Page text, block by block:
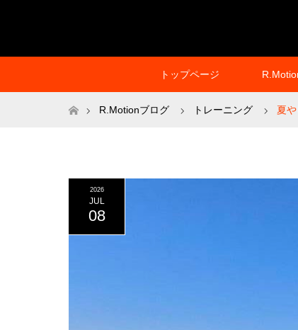
トップページ
ホームR.Motionブログ トレーニング 夏
2026
JUL
08